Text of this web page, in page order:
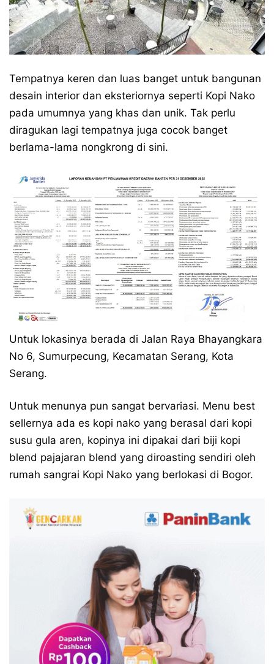
Tempatnya keren dan luas banget untuk bangunan
desain interior dan eksteriornya seperti Kopi Nako
pada umumnya yang khas dan unik. Tak perlu
diragukan lagi tempatnya juga cocok banget
berlama-lama nongkrong di sini.
Untuk lokasinya berada di Jalan Raya Bhayangkara
No 6, Sumurpecung, Kecamatan Serang, Kota
Serang.
Untuk menunya pun sangat bervariasi. Menu best
sellernya ada es kopi nako yang berasal dari kopi
susu gula aren, kopinya ini dipakai dari biji kopi
blend pajajaran blend yang diroasting sendiri oleh
rumah sangrai Kopi Nako yang berlokasi di Bogor.